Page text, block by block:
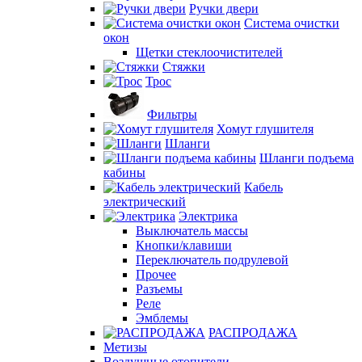
Ручки двери
Система очистки
окон
Щетки стеклоочистителей
Стяжки
Трос
Фильтры
Хомут глушителя
Шланги
Шланги подъема
кабины
Кабель
электрический
Электрика
Выключатель массы
Кнопки/клавиши
Переключатель подрулевой
Прочее
Разъемы
Реле
Эмблемы
РАСПРОДАЖА
Метизы